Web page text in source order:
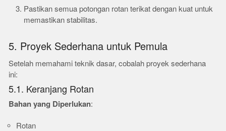
Pastikan semua potongan rotan terikat dengan kuat untuk
memastikan stabilitas.
5. Proyek Sederhana untuk Pemula
Setelah memahami teknik dasar, cobalah proyek sederhana
ini:
5.1. Keranjang Rotan
Bahan yang Diperlukan:
Rotan